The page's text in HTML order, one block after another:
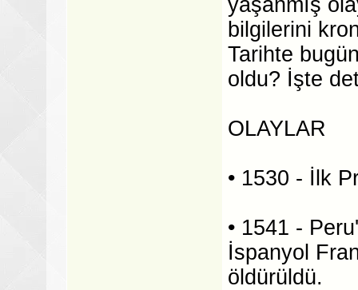
bilgilerini
Tarihte
oldu? İşte
OLAYLAR
• 1530 - İlk
• 1541 -
İspanyol
öldürüldü.